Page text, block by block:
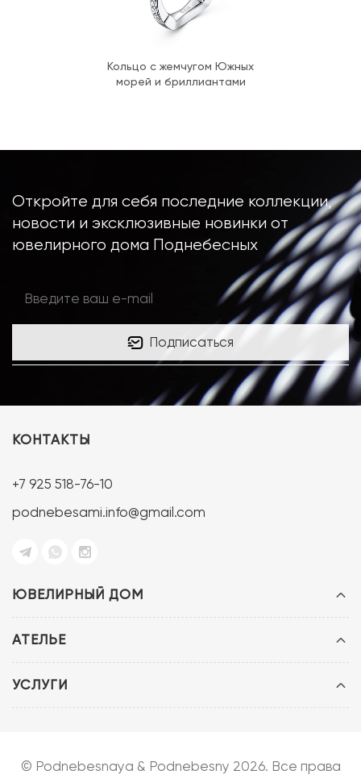
Кольцо с жемчугом Южных
морей и бриллиантами
Откройте для себя последние коллекции,
новости и эксклюзивные новинки от
ювелирного дома Поднебесных
Подписаться
ЮВЕЛИРНЫЙ ДОМ
АТЕЛЬЕ
УСЛУГИ
КОНТАКТЫ
+7 925 518-76-10
podnebesami.info@gmail.com
© Podnebesnaya & Podnebesny 2026. Все права